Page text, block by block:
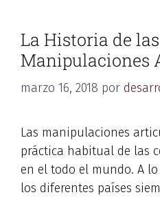
La Historia de las
Manipulaciones
marzo 16, 2018 por
Las manipulaciones
práctica habitual de las
en el todo el mundo. A
los diferentes países